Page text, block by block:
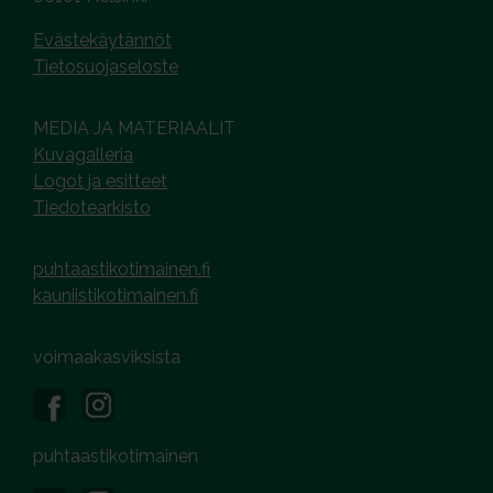
Evästekäytännöt
Tietosuojaseloste
MEDIA JA MATERIAALIT
Kuvagalleria
Logot ja esitteet
Tiedotearkisto
puhtaastikotimainen.fi
kauniistikotimainen.fi
voimaakasviksista
puhtaastikotimainen